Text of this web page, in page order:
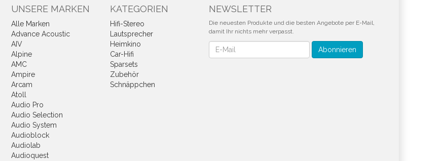
UNSERE MARKEN
Alle Marken
Advance Acoustic
AIV
Alpine
AMC
Ampire
Arcam
Atoll
Audio Pro
Audio Selection
Audio System
Audioblock
Audiolab
Audioquest
KATEGORIEN
Hifi-Stereo
Lautsprecher
Heimkino
Car-Hifi
Sparsets
Zubehör
Schnäppchen
NEWSLETTER
Die neuesten Produkte und die besten Angebote per E-Mail,
damit Ihr nichts mehr verpasst.
Newsletter Abonnieren